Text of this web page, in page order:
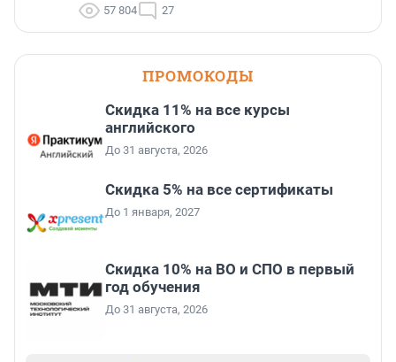
57 804 27
ПРОМОКОДЫ
Скидка 11% на все курсы
английского
До 31 августа, 2026
Скидка 5% на все сертификаты
До 1 января, 2027
Скидка 10% на ВО и СПО в первый
год обучения
До 31 августа, 2026